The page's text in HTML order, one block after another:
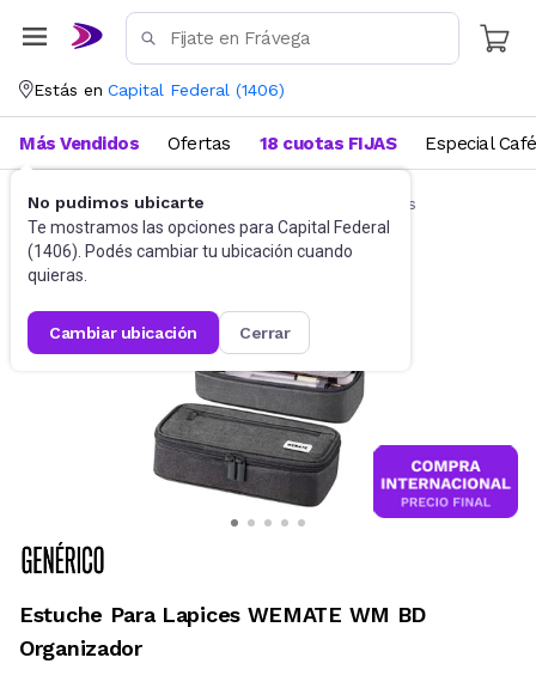
Estás en Capital Federal (1406)
No pudimos ubicarte
Te mostramos las opciones para Capital Federal
(1406). Podés cambiar tu ubicación cuando
quieras.
cambiar ubicación cerrar
Más Vendidos Ofertas 18 cuotas FIJAS Especial Café
Artículos de Librería y Papelería Cartucheras
Estuche Para Lapices WEMATE WM BD
Organizador